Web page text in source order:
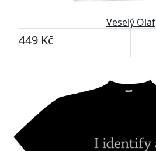
Veselý Olaf
449 Kč